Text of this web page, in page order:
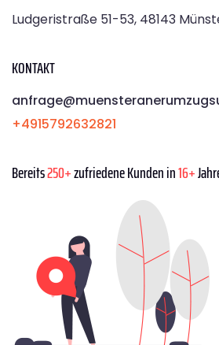
Ludgeristraße 51-53, 48143
KONTAKT
+4915792632821
Bereits250+zufriedene Kunden in16+